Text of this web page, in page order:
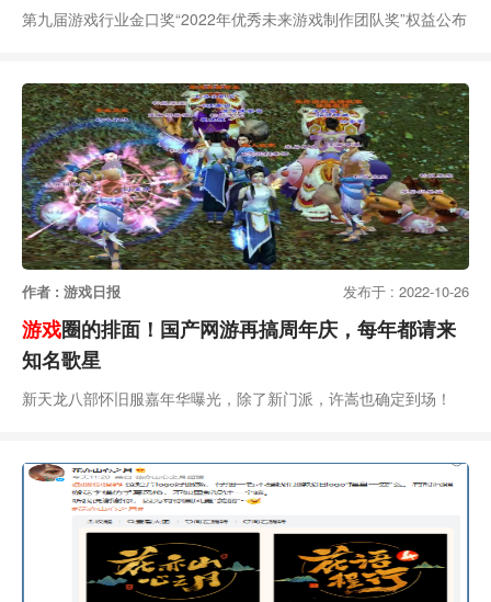
第九届游戏行业金口奖“2022年优秀未来游戏制作团队奖”权益公布
作者 : 游戏日报 发布于 : 2022-10-26
游戏圈的排面！国产网游再搞周年庆，每年都请来
知名歌星
新天龙八部怀旧服嘉年华曝光，除了新门派，许嵩也确定到场！